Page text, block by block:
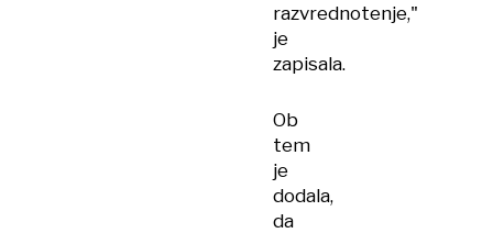
razvrednotenje,"
je
zapisala.
Ob
tem
je
dodala,
da